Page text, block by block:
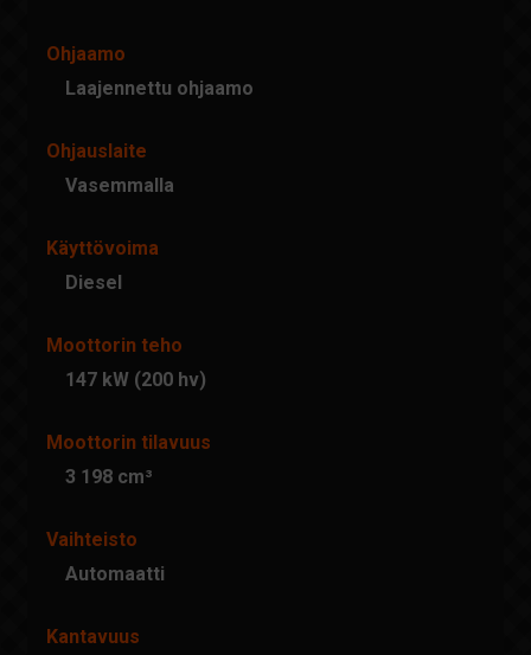
Ohjaamo
Laajennettu ohjaamo
Ohjauslaite
Vasemmalla
Käyttövoima
Diesel
Moottorin teho
147 kW (200 hv)
Moottorin tilavuus
3 198 cm³
Vaihteisto
Automaatti
Kantavuus